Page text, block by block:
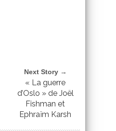
Next Story →
« La guerre
d’Oslo » de Joël
Fishman et
Ephraïm Karsh